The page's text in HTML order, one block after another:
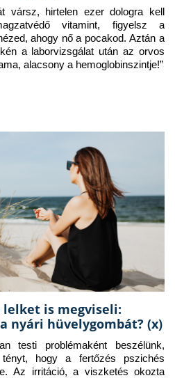
vársz, hirtelen ezer dologra kell
vitamint, figyelsz a
ahogy nő a pocakod. Aztán a
a laborvizsgálat után az orvos
alacsony a hemoglobinszintje!”
is megviseli:
nyári hüvelygombát? (x)
testi problémaként beszélünk,
hogy a fertőzés pszichés
Az irritáció, a viszketés okozta